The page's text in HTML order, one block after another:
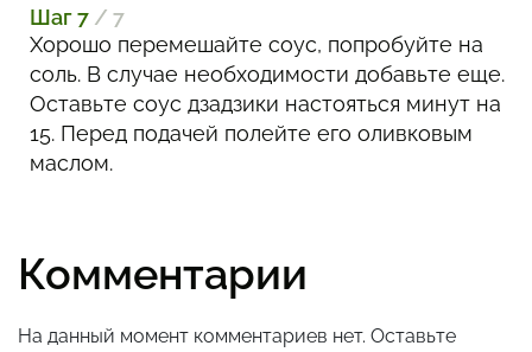
Шаг 7 / 7
Хорошо перемешайте соус, попробуйте на
соль. В случае необходимости добавьте еще.
Оставьте соус дзадзики настояться минут на
15. Перед подачей полейте его оливковым
маслом.
Комментарии
На данный момент комментариев нет. Оставьте